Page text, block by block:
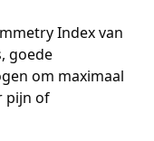
Index van
goede
om maximaal
pijn of